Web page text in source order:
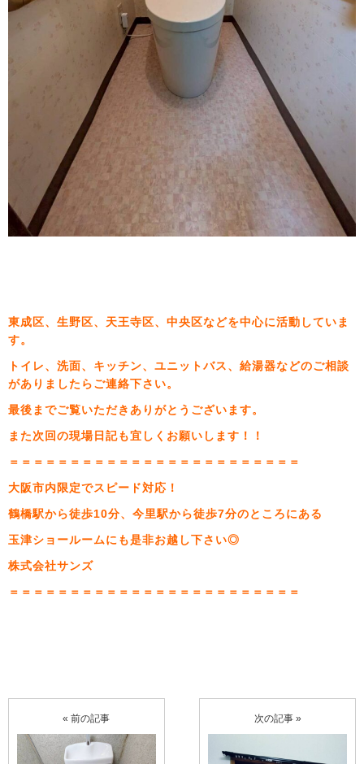
東成区、生野区、天王寺区、中央区などを中心に活動していま
す。
トイレ、洗面、キッチン、ユニットバス、給湯器などのご相談
がありましたらご連絡下さい。
最後までご覧いただきありがとうございます。
また次回の現場日記も宜しくお願いします！！
＝＝＝＝＝＝＝＝＝＝＝＝＝＝＝＝＝＝＝＝＝＝＝＝
大阪市内限定でスピード対応！
鶴橋駅から徒歩10分、今里駅から徒歩7分のところにある
玉津ショールームにも是非お越し下さい◎
株式会社サンズ
＝＝＝＝＝＝＝＝＝＝＝＝＝＝＝＝＝＝＝＝＝＝＝＝
« 前の記事 次の記事 »